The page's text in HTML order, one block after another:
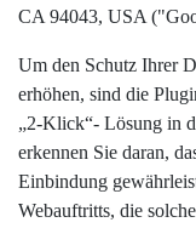
CA 94043, USA
Um den Schutz Ihrer
erhöhen, sind die
„2-Klick“- Lösung in
erkennen Sie daran,
Einbindung
Webauftritts, die